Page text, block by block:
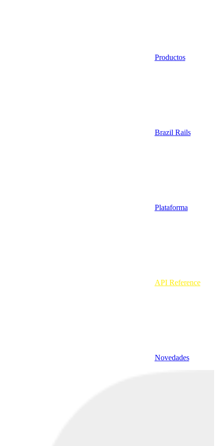
Productos
Brazil Rails
Plataforma
API Reference
Novedades